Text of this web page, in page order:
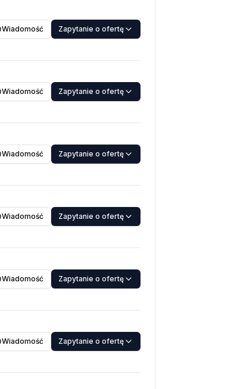
Wiadomość Zapytanie o ofertę
Wiadomość Zapytanie o ofertę
Wiadomość Zapytanie o ofertę
Wiadomość Zapytanie o ofertę
Wiadomość Zapytanie o ofertę
Wiadomość Zapytanie o ofertę